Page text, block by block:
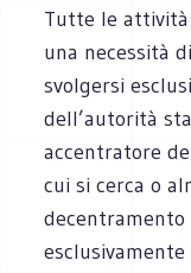
Tutte le attività
una necessità
svolgersi
dell’autorità
accentratore
cui si cerca o
esclusivamente